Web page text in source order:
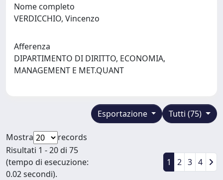
Nome completo
VERDICCHIO, Vincenzo
Afferenza
DIPARTIMENTO DI DIRITTO, ECONOMIA,
MANAGEMENT E MET.QUANT
Tutti (75)
Esportazione
Mostra
records
Risultati 1 - 20 di 75
(tempo di esecuzione:
0.02 secondi).
1 2 3 4